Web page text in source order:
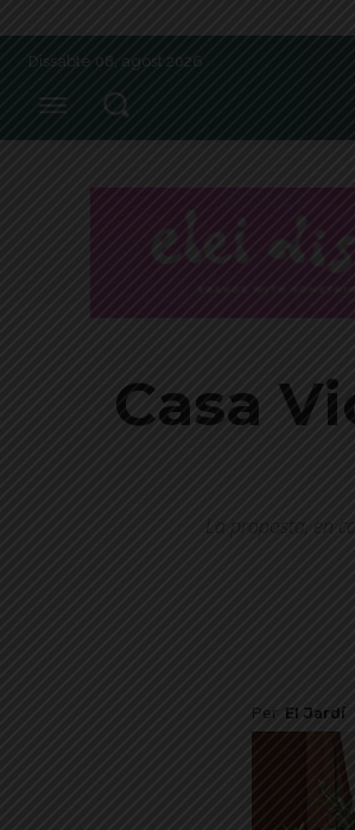
Dissabte 08, agost 2026
Casa
La proposta, en
Per El Jardí